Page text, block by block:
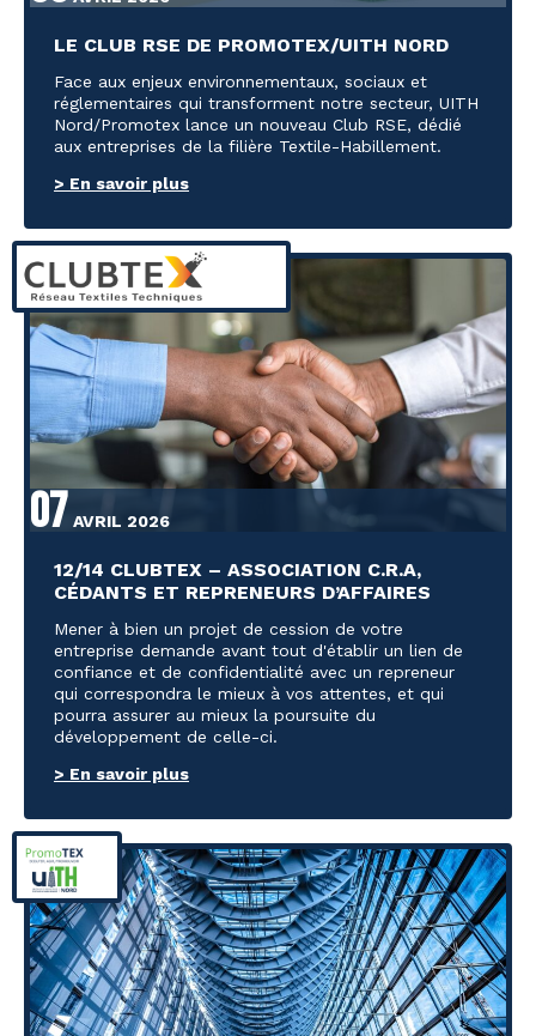
LE CLUB RSE DE PROMOTEX/UITH NORD
Face aux enjeux environnementaux, sociaux et
réglementaires qui transforment notre secteur, UITH
Nord/Promotex lance un nouveau Club RSE, dédié
aux entreprises de la filière Textile-Habillement.
> En savoir plus
07 AVRIL 2026
12/14 CLUBTEX – ASSOCIATION C.R.A,
CÉDANTS ET REPRENEURS D’AFFAIRES
Mener à bien un projet de cession de votre
entreprise demande avant tout d'établir un lien de
confiance et de confidentialité avec un repreneur
qui correspondra le mieux à vos attentes, et qui
pourra assurer au mieux la poursuite du
développement de celle-ci.
> En savoir plus